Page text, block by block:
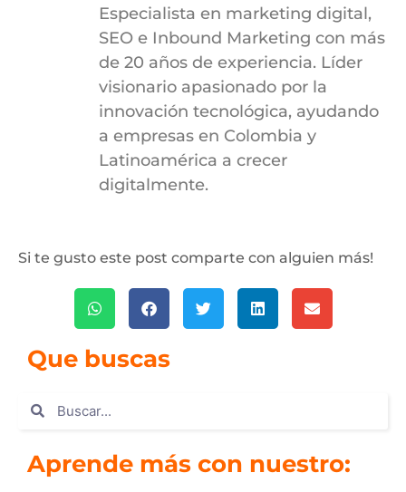
Especialista en marketing digital,
SEO e Inbound Marketing con más
de 20 años de experiencia. Líder
visionario apasionado por la
innovación tecnológica, ayudando
a empresas en Colombia y
Latinoamérica a crecer
digitalmente.
Si te gusto este post comparte con alguien más!
Que buscas
Aprende más con nuestro: